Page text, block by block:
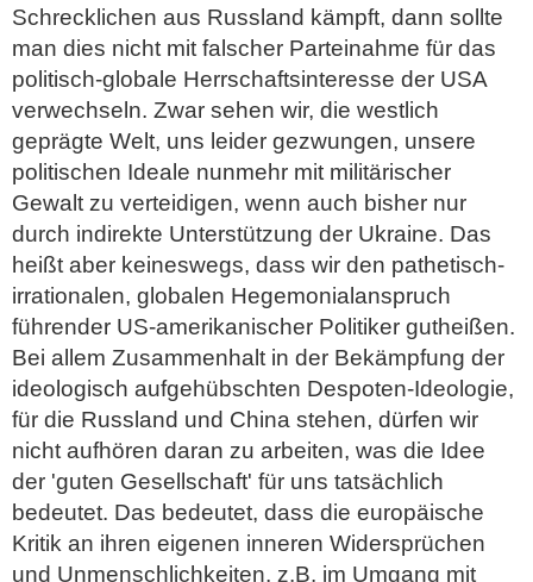
Schrecklichen aus Russland kämpft, dann sollte
man dies nicht mit falscher Parteinahme für das
politisch-globale Herrschaftsinteresse der USA
verwechseln. Zwar sehen wir, die westlich
geprägte Welt, uns leider gezwungen, unsere
politischen Ideale nunmehr mit militärischer
Gewalt zu verteidigen, wenn auch bisher nur
durch indirekte Unterstützung der Ukraine. Das
heißt aber keineswegs, dass wir den pathetisch-
irrationalen, globalen Hegemonialanspruch
führender US-amerikanischer Politiker gutheißen.
Bei allem Zusammenhalt in der Bekämpfung der
ideologisch aufgehübschten Despoten-Ideologie,
für die Russland und China stehen, dürfen wir
nicht aufhören daran zu arbeiten, was die Idee
der 'guten Gesellschaft' für uns tatsächlich
bedeutet. Das bedeutet, dass die europäische
Kritik an ihren eigenen inneren Widersprüchen
und Unmenschlichkeiten, z.B. im Umgang mit